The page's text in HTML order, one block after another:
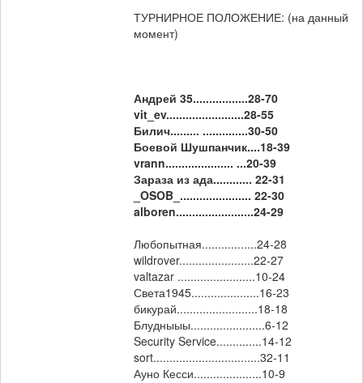
ТУРНИРНОЕ ПОЛОЖЕНИЕ: (на данный
момент)
Андрей 35.................28-70
vit_ev........................28-55
Билич......... ..............30-50
Боевой Шушпанчик....18-39
vrann..................... ...20-39
Зараза из ада............ 22-31
_OSOB_...................... 22-30
alboren........................24-29
Любопытная.................24-28
wildrover.......................22-27
valtazar ........................10-24
Света1945.....................16-23
бикурай.........................18-18
Блудныыы.......................6-12
Security Service..............14-12
sort.................................32-11
Ауно Кесси.....................10-9